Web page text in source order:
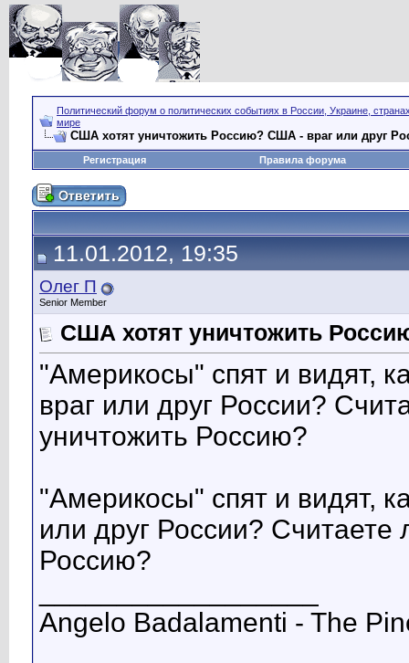
Политический форум о политических событиях в России, Украине,
мире
США хотят уничтожить Россию? США - враг или друг
Регистрация Правила форума
11.01.2012, 19:35
Олег П
Senior Member
США хотят уничтожить
"Америкосы" спят и видят,
враг или друг России?
уничтожить Россию?
"Америкосы" спят и видят,
или друг России?
Россию?
Angelo Badalamenti - The